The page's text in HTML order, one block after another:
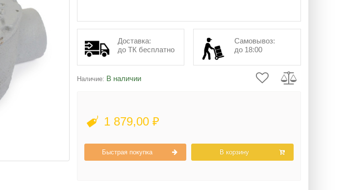
Доставка:
до ТК бесплатно
Самовывоз:
до 18:00
Наличие: В наличии
1 879,00 ₽
Быстрая покупка В корзину